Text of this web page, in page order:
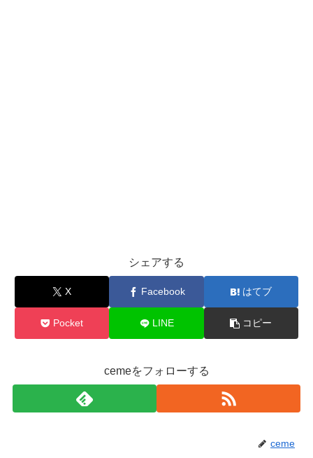
シェアする
X Facebook はてブ
Pocket LINE コピー
cemeをフォローする
ceme